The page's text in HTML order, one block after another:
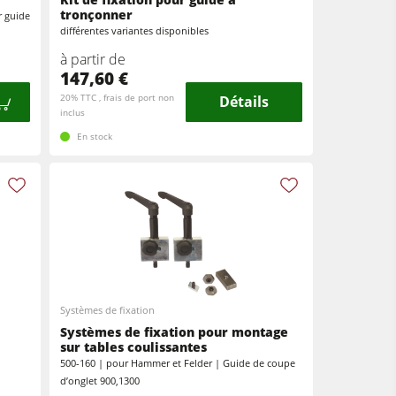
guide
tronçonner
différentes variantes disponibles
à partir de
147,60 €
20% TTC , frais de port non
inclus
Détails
En stock
Systèmes de fixation
Systèmes de fixation pour montage
sur tables coulissantes
500-160 | pour Hammer et Felder | Guide de coupe
d’onglet 900,1300